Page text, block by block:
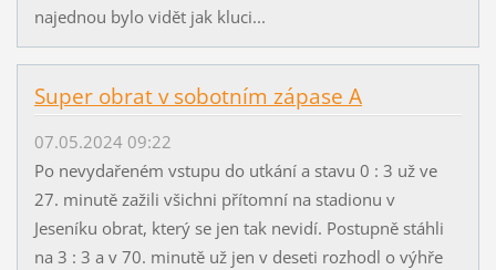
najednou bylo vidět jak kluci...
Super obrat v sobotním zápase A
07.05.2024 09:22
Po nevydařeném vstupu do utkání a stavu 0 : 3 už ve
27. minutě zažili všichni přítomní na stadionu v
Jeseníku obrat, který se jen tak nevidí. Postupně stáhli
na 3 : 3 a v 70. minutě už jen v deseti rozhodl o výhře